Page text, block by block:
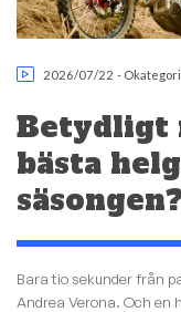
2026/07/22 -
Betydligt
bästa
Bara tio sekunder från
Andrea Verona. Och en